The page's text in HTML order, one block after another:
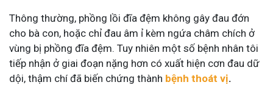
Thông thường, phồng lồi đĩa đệm không gây đau đớn
cho bà con, hoặc chỉ đau âm ỉ kèm ngứa châm chích ở
vùng bị phồng đĩa đệm. Tuy nhiên một số bệnh nhân tôi
tiếp nhận ở giai đoạn nặng hơn có xuất hiện cơn đau dữ
dội, thậm chí đã biến chứng thành bệnh thoát vị.